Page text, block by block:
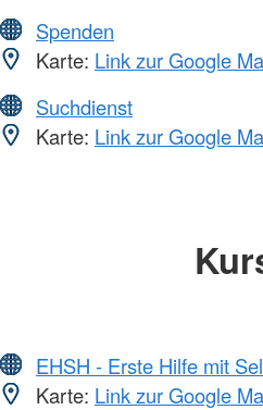
Spenden
Karte: Link zur Google
Suchdienst
Karte: Link zur Google
EHSH - Erste Hilfe mit
Karte: Link zur Google